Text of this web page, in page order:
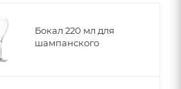
Бокал 220 мл для
шампанского